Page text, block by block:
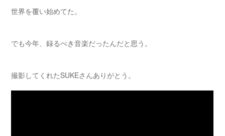
世界を覆い始めてた。
でも今年、録るべき音楽だったんだと思う。
撮影してくれたSUKEさんありがとう。